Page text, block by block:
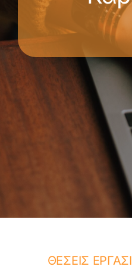
ΘΕΣΕΙΣ